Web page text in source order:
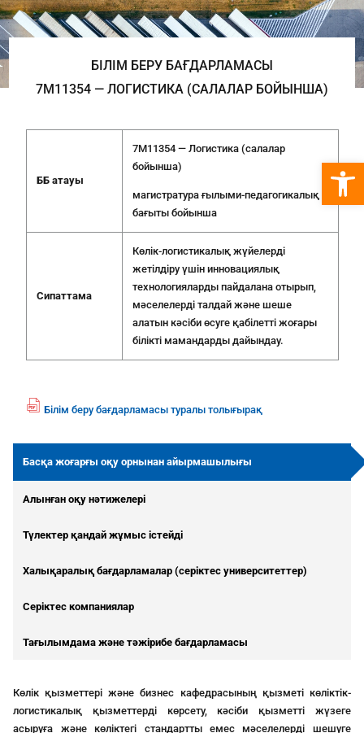
БІЛІМ БЕРУ БАҒДАРЛАМАСЫ
7M11354 — ЛОГИСТИКА (САЛАЛАР БОЙЫНША)
ББ атауы
7M11354 — Логистика (салалар
бойынша)
магистратура ғылыми-педагогикалық
бағыты бойынша
Сипаттама
Көлік-логистикалық жүйелерді
жетілдіру үшін инновациялық
технологияларды пайдалана отырып,
мәселелерді талдай және шеше
алатын кәсіби өсуге қабілетті жоғары
білікті мамандарды дайындау.
p
df
ic
o
Білім беру бағдарламасы туралы толығырақ
Басқа жоғарғы оқу орнынан айырмашылығы
Алынған оқу нәтижелері
Түлектер қандай жұмыс істейді
Халықаралық бағдарламалар (серіктес университеттер)
Серіктес компаниялар
Тағылымдама және тәжірибе бағдарламасы
Көлік қызметтері және бизнес кафедрасының қызметі көліктік-
логистикалық қызметтерді көрсету, кәсіби қызметті жүзеге
асыруға және көліктегі стандартты емес мәселелерді шешуге